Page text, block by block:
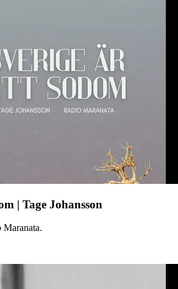
| Tage Johansson
Maranata.